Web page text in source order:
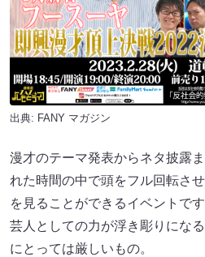
出典: FANY マガジン
漫才のテーマ発表からネタ披露
れた時間の中で頭をフル回転さ
を見ることができるイベントです
芸人としての力が浮き彫りにな
にとっては厳しいもの。